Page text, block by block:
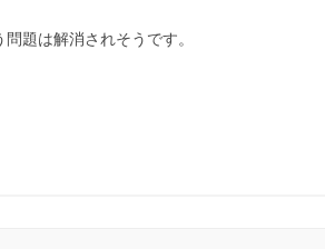
題は解消されそうです。